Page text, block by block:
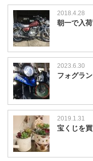
2018.4.28
朝一で入荷
2023.6.30
フォグラ
2019.1.31
宝くじを